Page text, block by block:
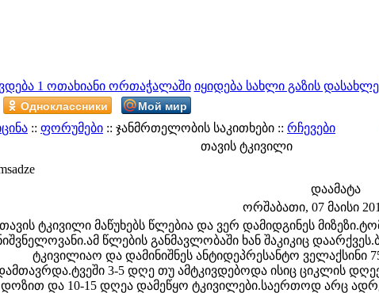
1 ოთახიანი ორთაჭალაში იყიდება სახლი გაზის
Одноклассники Мой мир
:: ფორუმები :: ჯანმრთელობის საკითხები :: რჩევები
თავის ტკივილი
დაამატა
ორშაბათი, 07 მაისი
თავის ტკივილი მაწუხებს წლებია და ვერ დამიდგინეს
წლების განმავლობაში ხან შაკიკიც
ტკივილიაო და დამინიშნეს ანტიდეპრესანტო ველაქსინი
3-5 დღე თუ ამტკივდებოდა ისიც ციკლის
დოზით და 10-15 დღეა დამეწყო ტკივილები.საერთოდ არც